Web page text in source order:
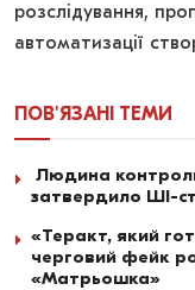
розслідування,
автоматизації
ПОВ'ЯЗАНІ ТЕМИ
Людина
затвердило ШІ-
«Теракт, який
черговий фейк
«Матрьошка»